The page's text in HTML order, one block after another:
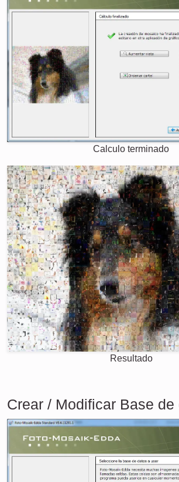
Calculo terminado
Resultado
Crear / Modificar Base de